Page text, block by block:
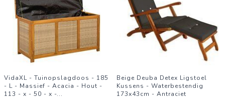
VidaXL - Tuinopslagdoos - 185
- L - Massief - Acacia - Hout -
113 - x - 50 - x -...
Beige Deuba Detex Ligstoel
Kussens - Waterbestendig
173x43cm - Antraciet